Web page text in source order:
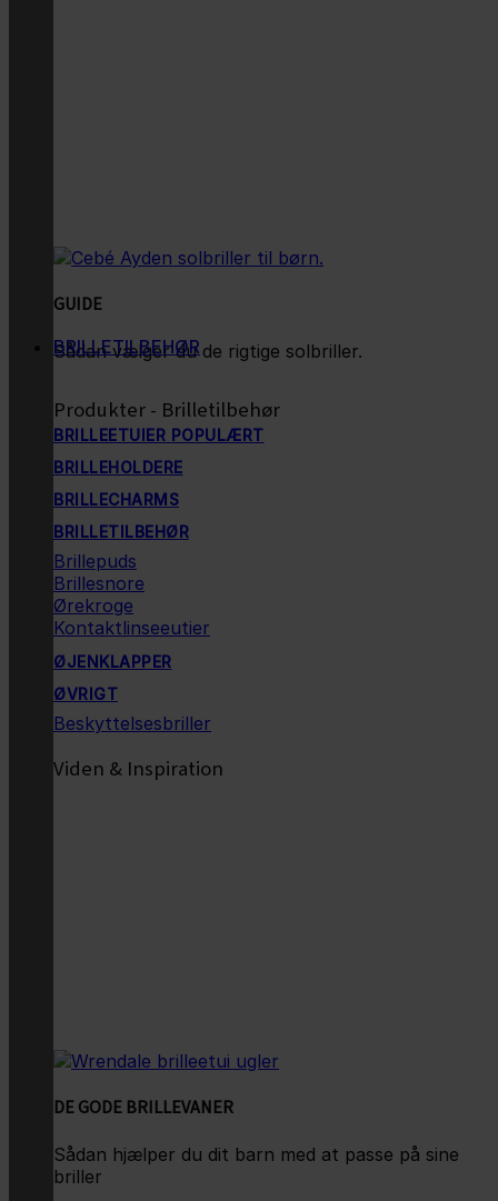
GUIDE
Sådan vælger du de rigtige solbriller.
BRILLETILBEHØR
Produkter - Brilletilbehør
BRILLEETUIER
BRILLEHOLDERE
BRILLECHARMS
BRILLETILBEHØR
Brillepuds
Brillesnore
Ørekroge
Kontaktlinseeutier
ØJENKLAPPER
ØVRIGT
Beskyttelsesbriller
Viden & Inspiration
DE GODE BRILLEVANER
Sådan hjælper du dit barn med at passe på sine
briller